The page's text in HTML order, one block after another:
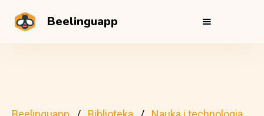
Beelinguapp